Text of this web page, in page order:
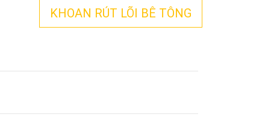
KHOAN RÚT LÕI BÊ TÔNG